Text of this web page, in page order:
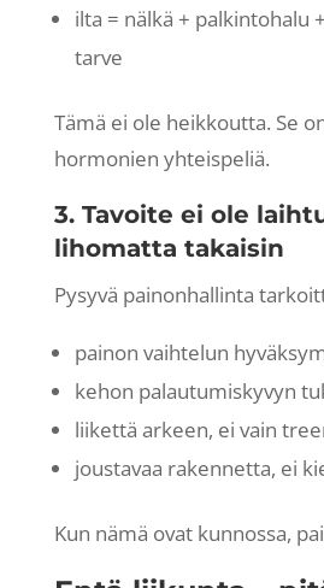
ilta = nälkä + palkintohalu
tarve
Tämä ei ole heikkoutta. Se
hormonien yhteispeliä.
3. Tavoite ei ole
lihomatta takaisin
Pysyvä painonhallinta
painon vaihtelun
kehon palautumiskyvyn
liikettä arkeen, ei vain
joustavaa rakennetta, ei
Kun nämä ovat kunnossa,